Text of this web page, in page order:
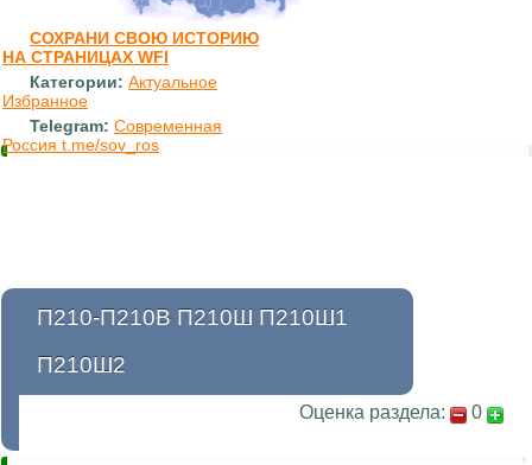
СОХРАНИ СВОЮ ИСТОРИЮ
НА СТРАНИЦАХ WFI
Категории: Актуальное
Избранное
Telegram: Современная
Россия t.me/sov_ros
П210-П210В П210Ш П210Ш1
П210Ш2
Оценка раздела: 0